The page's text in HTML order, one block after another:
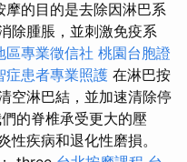
摩的目的是去除因淋巴系
除腫脹，並刺激免疫系
區專業徵信社 桃園台胞證
症患者專業照護 在淋巴按
空淋巴結，並加速清除停
的脊椎承受更大的壓
性疾病和退化性磨損。